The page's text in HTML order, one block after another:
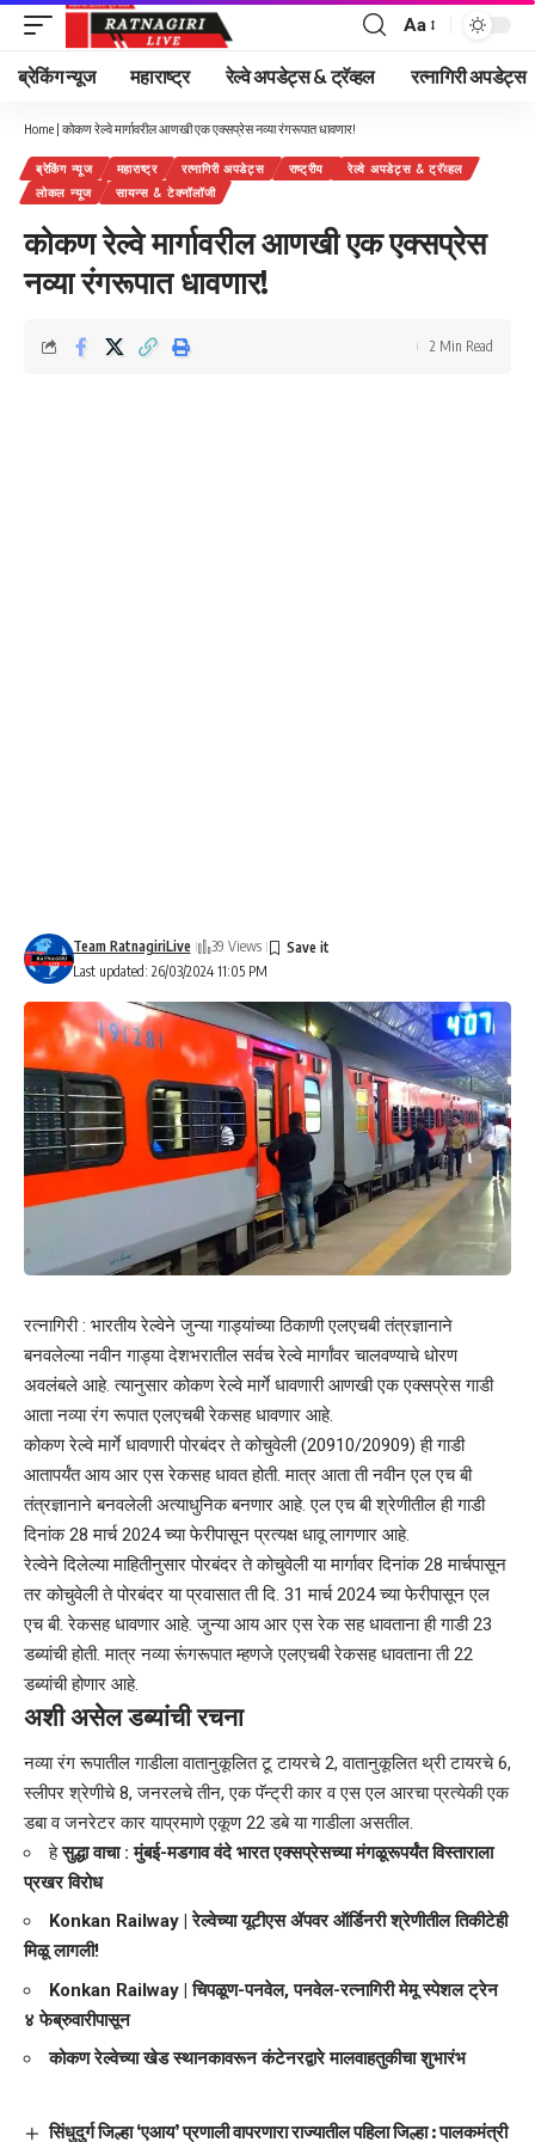
Font
Resizer
Aa
ब्रेकिंग न्यूज महाराष्ट्र रेल्वे अपडेट्स & ट्रॅव्हल रत्नागिरी अपडेट्स
Home | कोकण रेल्वे मार्गावरील आणखी एक एक्सप्रेस नव्या रंगरूपात धावणार!
ब्रेकिंग न्यूज महाराष्ट्र रत्नागिरी अपडेट्स राष्ट्रीय
रेल्वे अपडेट्स & ट्रॅव्हल
लोकल न्यूज
सायन्स & टेक्नॉलॉजी
कोकण रेल्वे मार्गावरील आणखी एक एक्सप्रेस
नव्या रंगरूपात धावणार!
Last updated: 26/03/2024 11:05 PM
Team RatnagiriLive 39 Views
2 Min Read
रत्नागिरी : भारतीय रेल्वेने जुन्या गाड्यांच्या ठिकाणी एलएचबी तंत्रज्ञानाने
बनवलेल्या नवीन गाड्या देशभरातील सर्वच रेल्वे मार्गांवर चालवण्याचे धोरण
अवलंबले आहे. त्यानुसार कोकण रेल्वे मार्गे धावणारी आणखी एक एक्सप्रेस गाडी
आता नव्या रंग रूपात एलएचबी रेकसह धावणार आहे.
कोकण रेल्वे मार्गे धावणारी पोरबंदर ते कोचुवेली (20910/20909) ही गाडी
आतापर्यंत आय आर एस रेकसह धावत होती. मात्र आता ती नवीन एल एच बी
तंत्रज्ञानाने बनवलेली अत्याधुनिक बनणार आहे. एल एच बी श्रेणीतील ही गाडी
दिनांक 28 मार्च 2024 च्या फेरीपासून प्रत्यक्ष धावू लागणार आहे.
रेल्वेने दिलेल्या माहितीनुसार पोरबंदर ते कोचुवेली या मार्गावर दिनांक 28 मार्चपासून
तर कोचुवेली ते पोरबंदर या प्रवासात ती दि. 31 मार्च 2024 च्या फेरीपासून एल
एच बी. रेकसह धावणार आहे. जुन्या आय आर एस रेक सह धावताना ही गाडी 23
डब्यांची होती. मात्र नव्या रूंगरूपात म्हणजे एलएचबी रेकसह धावताना ती 22
डब्यांची होणार आहे.
अशी असेल डब्यांची रचना
नव्या रंग रूपातील गाडीला वातानुकूलित टू टायरचे 2, वातानुकूलित थ्री टायरचे 6,
स्लीपर श्रेणीचे 8, जनरलचे तीन, एक पॅन्ट्री कार व एस एल आरचा प्रत्येकी एक
डबा व जनरेटर कार याप्रमाणे एकूण 22 डबे या गाडीला असतील.
हेसुद्धा वाचा :मुंबई-मडगाव वंदे भारत एक्सप्रेसच्या मंगळूरूपर्यंत विस्ताराला
प्रखर विरोध
Konkan Railway | रेल्वेच्या यूटीएस ॲपवर ऑर्डिनरी श्रेणीतील तिकीटेही
मिळू लागली!
Konkan Railway | चिपळूण-पनवेल, पनवेल-रत्नागिरी मेमू स्पेशल ट्रेन
४ फेब्रुवारीपासून
कोकण रेल्वेच्या खेड स्थानकावरून कंटेनरद्वारे मालवाहतुकीचा शुभारंभ
सिंधुदुर्ग जिल्हा ‘एआय’ प्रणाली वापरणारा राज्यातील पहिला जिल्हा : पालकमंत्री